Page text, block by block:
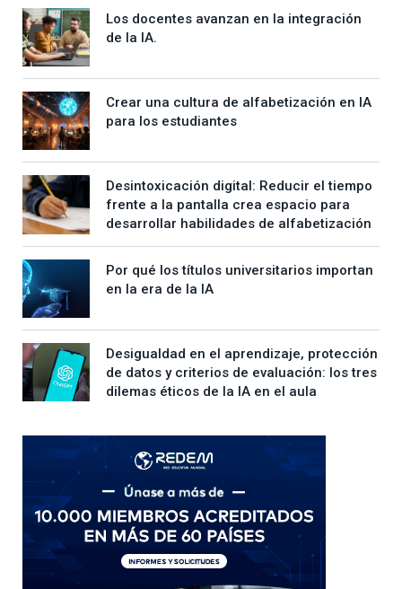
Los docentes avanzan en la integración
de la IA.
Crear una cultura de alfabetización en IA
para los estudiantes
Desintoxicación digital: Reducir el tiempo
frente a la pantalla crea espacio para
desarrollar habilidades de alfabetización
Por qué los títulos universitarios importan
en la era de la IA
Desigualdad en el aprendizaje, protección
de datos y criterios de evaluación: los tres
dilemas éticos de la IA en el aula